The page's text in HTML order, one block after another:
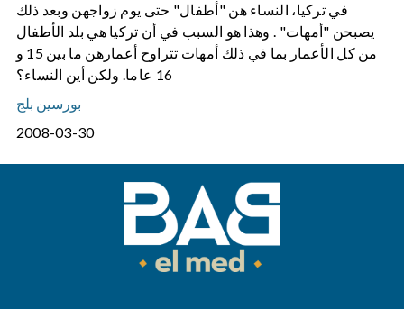
في تركيا، النساء هن "أطفال" حتى يوم زواجهن وبعد ذلك
يصبحن "أمهات" . وهذا هو السبب في أن تركيا هي بلد الأطفال
من كل الأعمار بما في ذلك أمهات تتراوح أعمارهن ما بين 15 و
16 عاما. ولكن أين النساء؟
بورسين بلج
2008-03-30